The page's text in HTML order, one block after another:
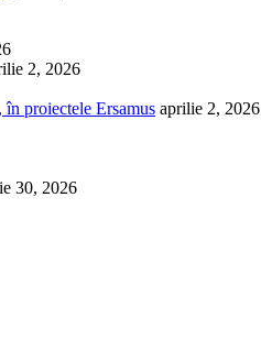
2, 2026
proiectele Ersamus aprilie 2, 2026
30, 2026